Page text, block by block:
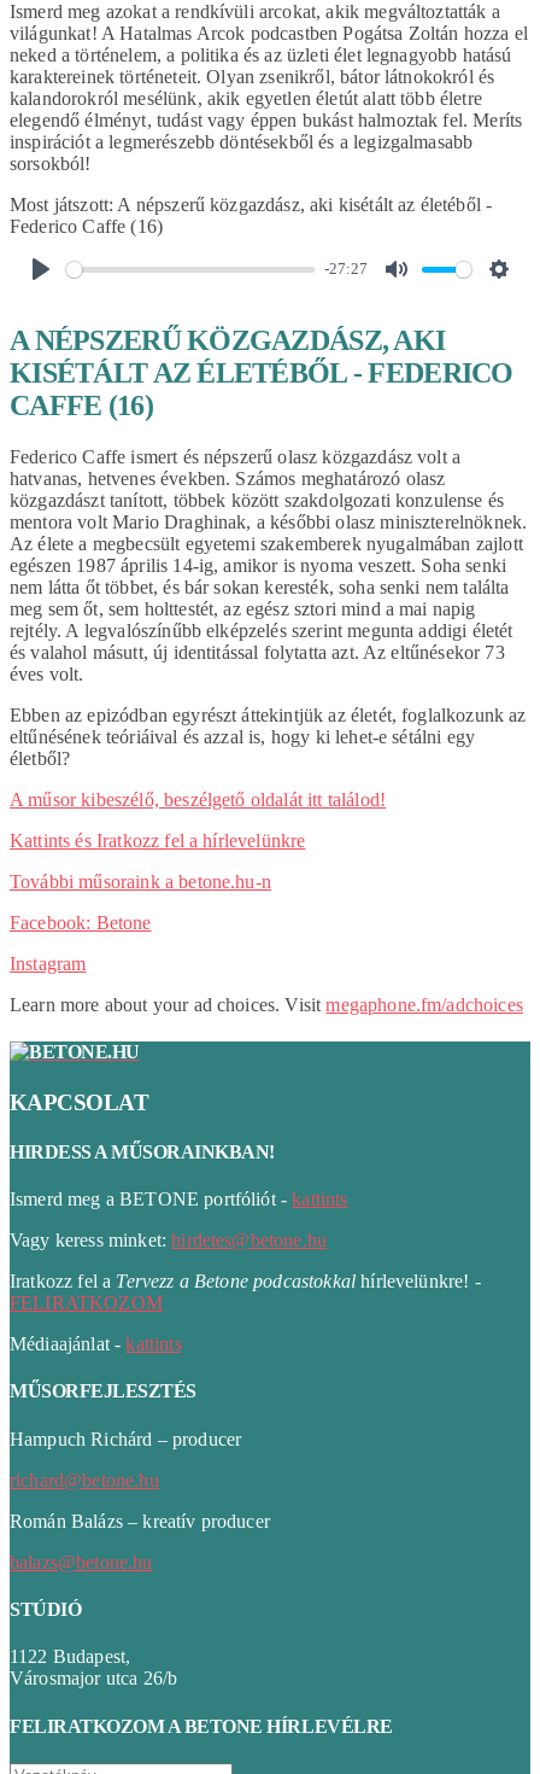
Ismerd meg azokat a rendkívüli arcokat, akik megváltoztatták a
világunkat! A Hatalmas Arcok podcastben Pogátsa Zoltán hozza el
neked a történelem, a politika és az üzleti élet legnagyobb hatású
karaktereinek történeteit. Olyan zsenikről, bátor látnokokról és
kalandorokról mesélünk, akik egyetlen életút alatt több életre
elegendő élményt, tudást vagy éppen bukást halmoztak fel. Meríts
inspirációt a legmerészebb döntésekből és a legizgalmasabb
sorsokból!
Most játszott: A népszerű közgazdász, aki kisétált az életéből -
Federico Caffe (16)
-27:27
A NÉPSZERŰ KÖZGAZDÁSZ, AKI
KISÉTÁLT AZ ÉLETÉBŐL - FEDERICO
CAFFE (16)
Federico Caffe ismert és népszerű olasz közgazdász volt a
hatvanas, hetvenes években. Számos meghatározó olasz
közgazdászt tanított, többek között szakdolgozati konzulense és
mentora volt Mario Draghinak, a későbbi olasz miniszterelnöknek.
Az élete a megbecsült egyetemi szakemberek nyugalmában zajlott
egészen 1987 április 14-ig, amikor is nyoma veszett. Soha senki
nem látta őt többet, és bár sokan keresték, soha senki nem találta
meg sem őt, sem holttestét, az egész sztori mind a mai napig
rejtély. A legvalószínűbb elképzelés szerint megunta addigi életét
és valahol másutt, új identitással folytatta azt. Az eltűnésekor 73
éves volt.
Ebben az epizódban egyrészt áttekintjük az életét, foglalkozunk az
eltűnésének teóriáival és azzal is, hogy ki lehet-e sétálni egy
életből?
A műsor kibeszélő, beszélgető oldalát itt találod!
Kattints és Iratkozz fel a hírlevelünkre
További műsoraink a betone.hu-n
Facebook: Betone
Instagram
Learn more about your ad choices. Visitmegaphone.fm/adchoices
KAPCSOLAT
HIRDESS A MŰSORAINKBAN!
Ismerd meg a BETONE portfóliót -kattints
Vagy keress minket:hirdetes@betone.hu
Iratkozz fel a Tervezz a Betone podcastokkal hírlevelünkre! -
FELIRATKOZOM
Médiaajánlat -kattints
MŰSORFEJLESZTÉS
Hampuch Richárd – producer
richard@betone.hu
Román Balázs – kreatív producer
balazs@betone.hu
STÚDIÓ
1122 Budapest,
Városmajor utca 26/b
FELIRATKOZOM A BETONE HÍRLEVÉLRE